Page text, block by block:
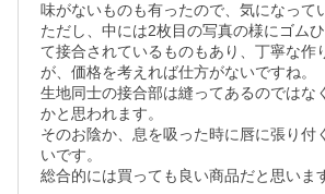
味がないものも有ったので、気になって
ただし、中には2枚目の写真の様にゴム
て接合されているものもあり、丁寧な作
が、価格を考えれば仕方がないですね。
生地同士の接合部は縫ってあるのではな
かと思われます。
そのお陰か、息を吸った時に唇に張り付
いです。
総合的には買っても良い商品だと思いま